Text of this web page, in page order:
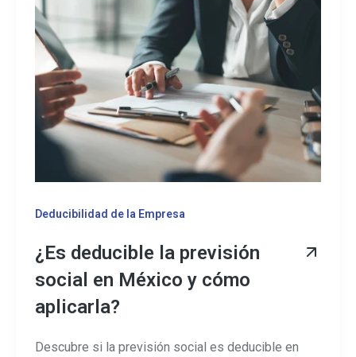
Deducibilidad de la Empresa
¿Es deducible la previsión
social en México y cómo
aplicarla?
Descubre si la previsión social es deducible en